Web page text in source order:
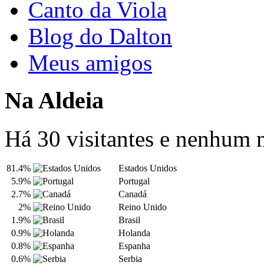
Canto da Viola
Blog do Dalton
Meus amigos
Na Aldeia
Há 30 visitantes e nenhum
81.4%
Estados Unidos
5.9%
Portugal
2.7%
Canadá
2%
Reino Unido
1.9%
Brasil
0.9%
Holanda
0.8%
Espanha
0.6%
Serbia